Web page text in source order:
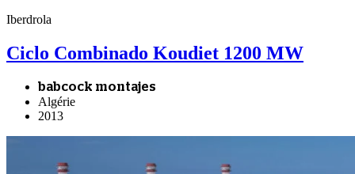
Iberdrola
Ciclo Combinado Koudiet 1200 MW
babcock montajes
Algérie
2013